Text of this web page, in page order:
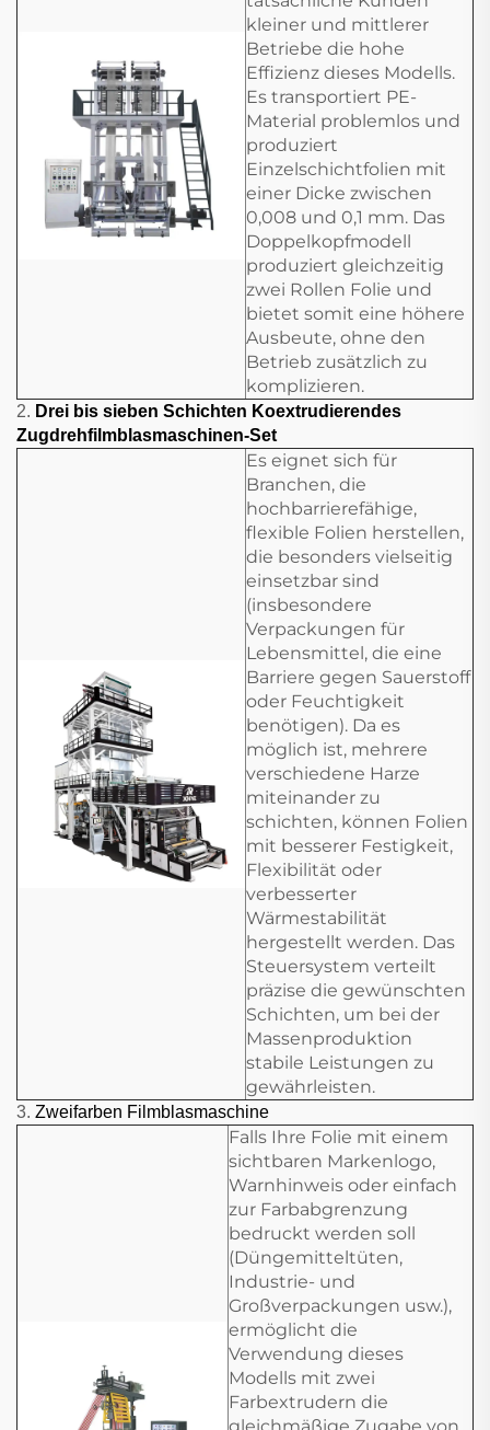
kleiner und mittlerer
Betriebe die hohe
Effizienz dieses Modells.
Es transportiert PE-
Material problemlos und
produziert
Einzelschichtfolien mit
einer Dicke zwischen
0,008 und 0,1 mm. Das
Doppelkopfmodell
produziert gleichzeitig
zwei Rollen Folie und
bietet somit eine höhere
Ausbeute, ohne den
Betrieb zusätzlich zu
komplizieren.
2. Drei bis sieben Schichten Koextrudierendes
Zugdrehfilmblasmaschinen-Set
Es eignet sich für
Branchen, die
hochbarrierefähige,
flexible Folien herstellen,
die besonders vielseitig
einsetzbar sind
(insbesondere
Verpackungen für
Lebensmittel, die eine
Barriere gegen Sauerstoff
oder Feuchtigkeit
benötigen). Da es
möglich ist, mehrere
verschiedene Harze
miteinander zu
schichten, können Folien
mit besserer Festigkeit,
Flexibilität oder
verbesserter
Wärmestabilität
hergestellt werden. Das
Steuersystem verteilt
präzise die gewünschten
Schichten, um bei der
Massenproduktion
stabile Leistungen zu
gewährleisten.
3. Zweifarben Filmblasmaschine
Falls Ihre Folie mit einem
sichtbaren Markenlogo,
Warnhinweis oder einfach
zur Farbabgrenzung
bedruckt werden soll
(Düngemitteltüten,
Industrie- und
Großverpackungen usw.),
ermöglicht die
Verwendung dieses
Modells mit zwei
Farbextrudern die